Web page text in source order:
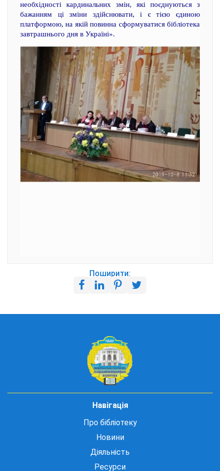
необхідності кардинальних змін, які поєднуються з
бажанням ці зміни здійснювати, і є тією єдиною
платформою, на якій повинна сформуватися бібліотека
завтрашнього дня в Україні».
Поширити:
Навігація
Про бібліотеку
Новини
Діяльність
Ресурси